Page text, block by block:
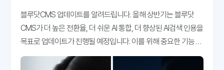
블루닷CMS 업데이트를 알려드립니다. 올해 상반기는 블루닷
CMS가 더 높은 전환율, 더 쉬운 AI 통합, 더 향상된 AI검색 인용을
목표로 업데이트가 진행될 예정입니다. 이를 위해 중요한 기능 몇
가지를 추가하게 됐습니다. 오늘 그 몇 가지를 소개해 드립니다.